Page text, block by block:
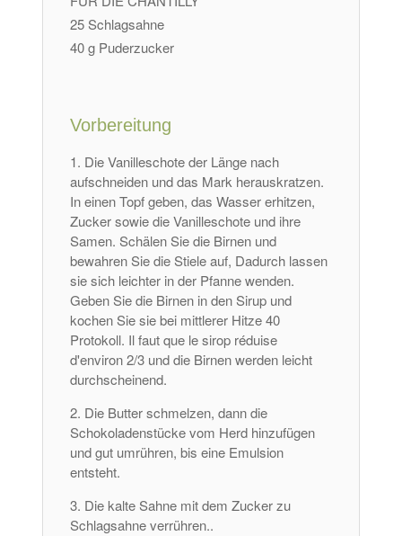
25 Schlagsahne
40 g Puderzucker
Vorbereitung
Die Vanilleschote der Länge nach
aufschneiden und das Mark herauskratzen.
In einen Topf geben, das Wasser erhitzen,
Zucker sowie die Vanilleschote und ihre
Samen. Schälen Sie die Birnen und
bewahren Sie die Stiele auf, Dadurch lassen
sie sich leichter in der Pfanne wenden.
Geben Sie die Birnen in den Sirup und
kochen Sie sie bei mittlerer Hitze 40
Protokoll. Il faut que le sirop réduise
d'environ2/3 und die Birnen werden leicht
durchscheinend.
Die Butter schmelzen, dann die
Schokoladenstücke vom Herd hinzufügen
und gut umrühren, bis eine Emulsion
entsteht.
Die kalte Sahne mit dem Zucker zu
Schlagsahne verrühren..